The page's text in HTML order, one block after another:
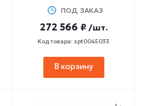
ПОД ЗАКАЗ
272 566 ₽ /шт.
Код товара: spt0045033
В корзину